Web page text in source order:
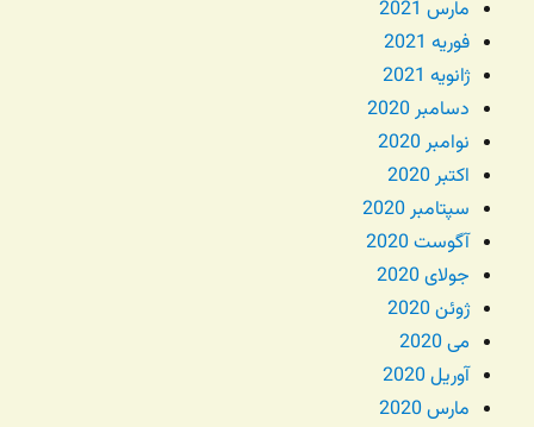
مارس 2021
فوریه 2021
ژانویه 2021
دسامبر 2020
نوامبر 2020
اکتبر 2020
سپتامبر 2020
آگوست 2020
جولای 2020
ژوئن 2020
می 2020
آوریل 2020
مارس 2020